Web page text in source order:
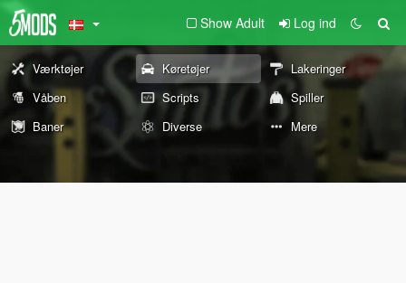
Show Adult Log ind
Værktøjer Køretøjer
Lakeringer
Våben
Scripts
Spiller
Baner
Diverse Mere